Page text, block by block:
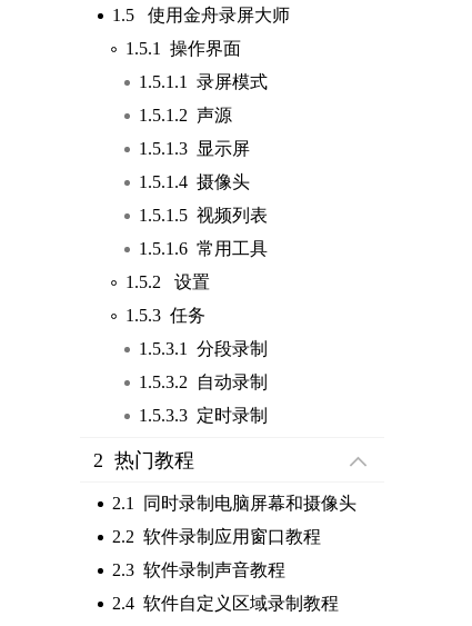
1.5 使用金舟录屏大师
1.5.1 操作界面
1.5.1.1 录屏模式
1.5.1.2 声源
1.5.1.3 显示屏
1.5.1.4 摄像头
1.5.1.5 视频列表
1.5.1.6 常用工具
1.5.2 设置
1.5.3 任务
1.5.3.1 分段录制
1.5.3.2 自动录制
1.5.3.3 定时录制
2 热门教程
2.1 同时录制电脑屏幕和摄像头
2.2 软件录制应用窗口教程
2.3 软件录制声音教程
2.4 软件自定义区域录制教程